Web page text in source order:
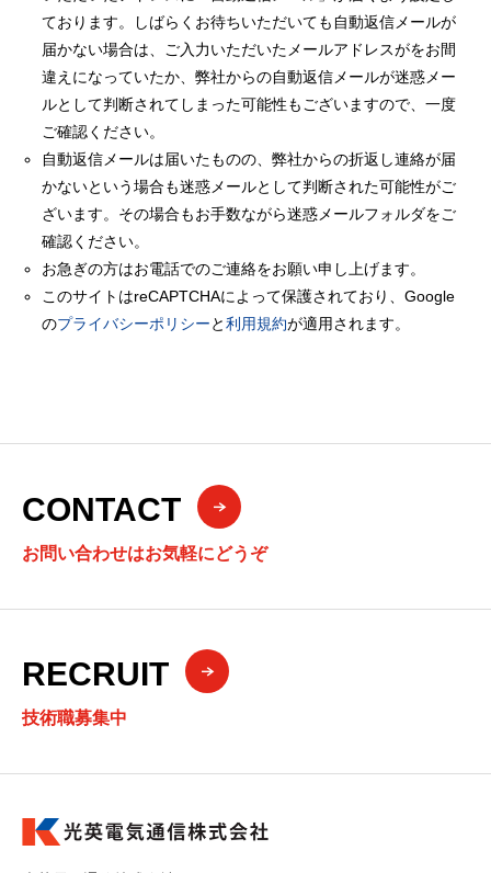
ております。しばらくお待ちいただいても自動返信メールが
届かない場合は、ご入力いただいたメールアドレスがをお間
違えになっていたか、弊社からの自動返信メールが迷惑メー
ルとして判断されてしまった可能性もございますので、一度
ご確認ください。
自動返信メールは届いたものの、弊社からの折返し連絡が届
かないという場合も迷惑メールとして判断された可能性がご
ざいます。その場合もお手数ながら迷惑メールフォルダをご
確認ください。
お急ぎの方はお電話でのご連絡をお願い申し上げます。
このサイトはreCAPTCHAによって保護されており、Google
のプライバシーポリシーと利用規約が適用されます。
CONTACT
お問い合わせはお気軽にどうぞ
RECRUIT
技術職募集中